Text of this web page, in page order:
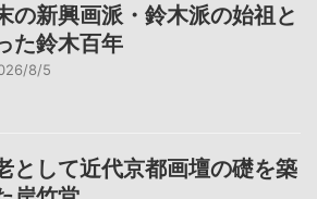
の新興画派・鈴木派の始祖と
た鈴木百年
8/5
として近代京都画壇の礎を築